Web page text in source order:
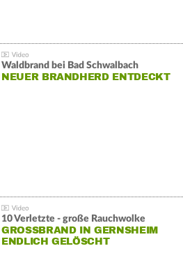
Waldbrand bei Bad Schwalbach
NEUER BRANDHERD ENTDECKT
10 Verletzte - große Rauchwolke
GROSSBRAND IN GERNSHEIM E
NDLICH GELÖSCHT